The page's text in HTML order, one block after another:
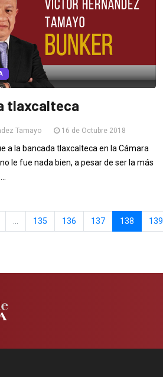
tlaxcalteca
Tamayo 16 de Octubre 2018
a la bancada tlaxcalteca en la Cámara
le fue nada bien, a pesar de ser la más
... 135 136 137 138 139